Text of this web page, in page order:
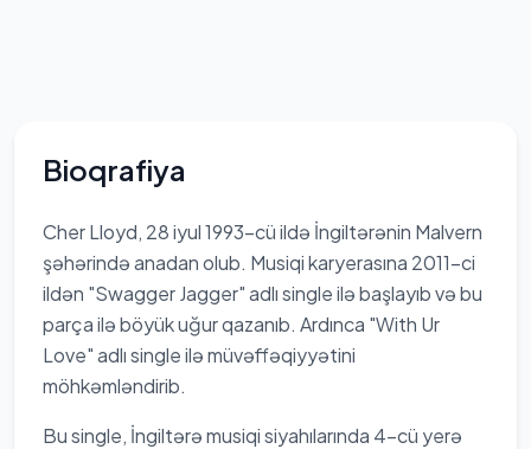
Bioqrafiya
Cher Lloyd, 28 iyul 1993-cü ildə İngiltərənin Malvern
şəhərində anadan olub. Musiqi karyerasına 2011-ci
ildən "Swagger Jagger" adlı single ilə başlayıb və bu
parça ilə böyük uğur qazanıb. Ardınca "With Ur
Love" adlı single ilə müvəffəqiyyətini
möhkəmləndirib.
Bu single, İngiltərə musiqi siyahılarında 4-cü yerə